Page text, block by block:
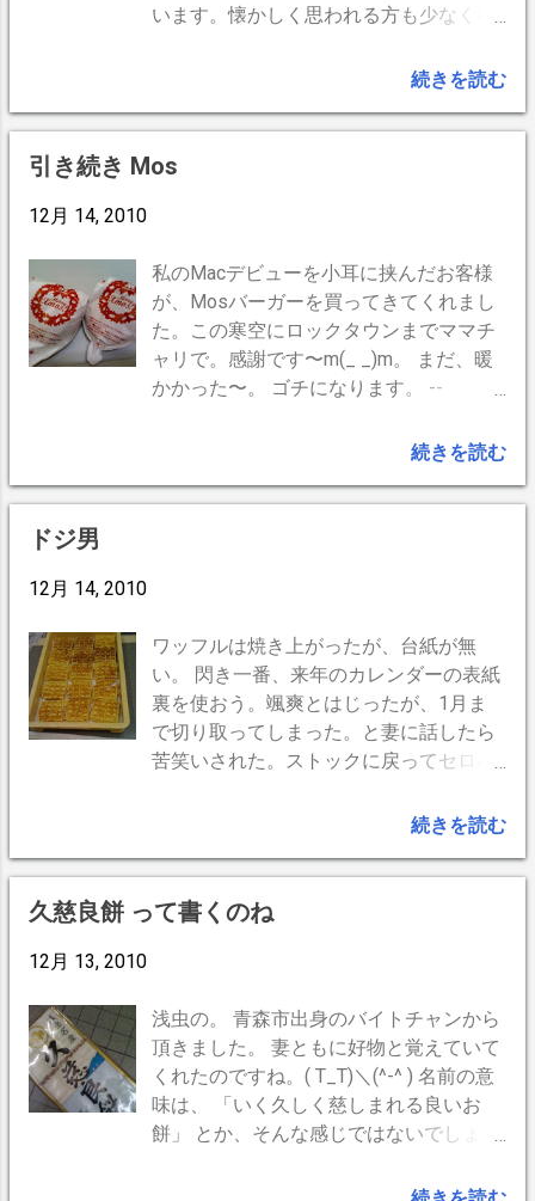
います。懐かしく思われる方も少なくな
に、敢えてブレンドというのは妙です
のでしょうか。 理屈はさて於き、お味は
とても良い。全体的に甘さ、水色、フル
飲める。お客様にも其れとなくお出しし
てみましたがミルク入れない方、多かっ
た様に思います。 チェンバロの定番アッ
サムはもう少し力強いので、余計に優し
く感じるのかもしれない。 --
続きを読む
引き続き Mos
12月 14, 2010
私のMacデビューを小耳に挟んだお客様
が、Mosバーガーを買ってきてくれまし
た。この寒空にロックタウンまでママチ
ャリで。感謝です〜m(_ _)m。 まだ、暖
かかった〜。 ゴチになります。 --
続きを読む
ドジ男
12月 14, 2010
ワッフルは焼き上がったが、台紙が無
い。 閃き一番、来年のカレンダーの表紙
裏を使おう。颯爽とはじったが、1月ま
で切り取ってしまった。と妻に話したら
苦笑いされた。ストックに戻ってセロハ
月まで切り取っていた。流石に妻には内
続きを読む
久慈良餅 って書くのね
12月 13, 2010
浅虫の。 青森市出身のバイトチャンから
頂きました。 妻ともに好物と覚えていて
くれたのですね。( T_T)＼(^-^ ) 名前の意
味は、 「いく久しく慈しまれる良いお
餅」 とか、そんな感じではないでしょう